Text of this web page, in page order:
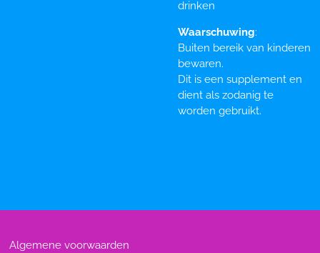
drinken
Waarschuwing:
Buiten bereik van kinderen
bewaren.
Dit is een supplement en
dient als zodanig te
worden gebruikt.
Algemene voorwaarden